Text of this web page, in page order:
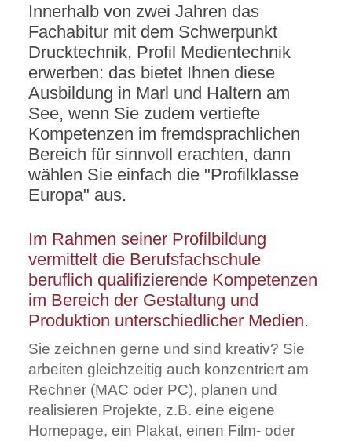
Innerhalb von zwei Jahren das
Fachabitur mit dem Schwerpunkt
Drucktechnik, Profil Medientechnik
erwerben: das bietet Ihnen diese
Ausbildung in Marl und Haltern am
See, wenn Sie zudem vertiefte
Kompetenzen im fremdsprachlichen
Bereich für sinnvoll erachten, dann
wählen Sie einfach die "Profilklasse
Europa" aus.
Im Rahmen seiner Profilbildung
vermittelt die Berufsfachschule
beruflich qualifizierende Kompetenzen
im Bereich der Gestaltung und
Produktion unterschiedlicher Medien.
Sie zeichnen gerne und sind kreativ? Sie
arbeiten gleichzeitig auch konzentriert am
Rechner (MAC oder PC), planen und
realisieren Projekte, z.B. eine eigene
Homepage, ein Plakat, einen Film- oder